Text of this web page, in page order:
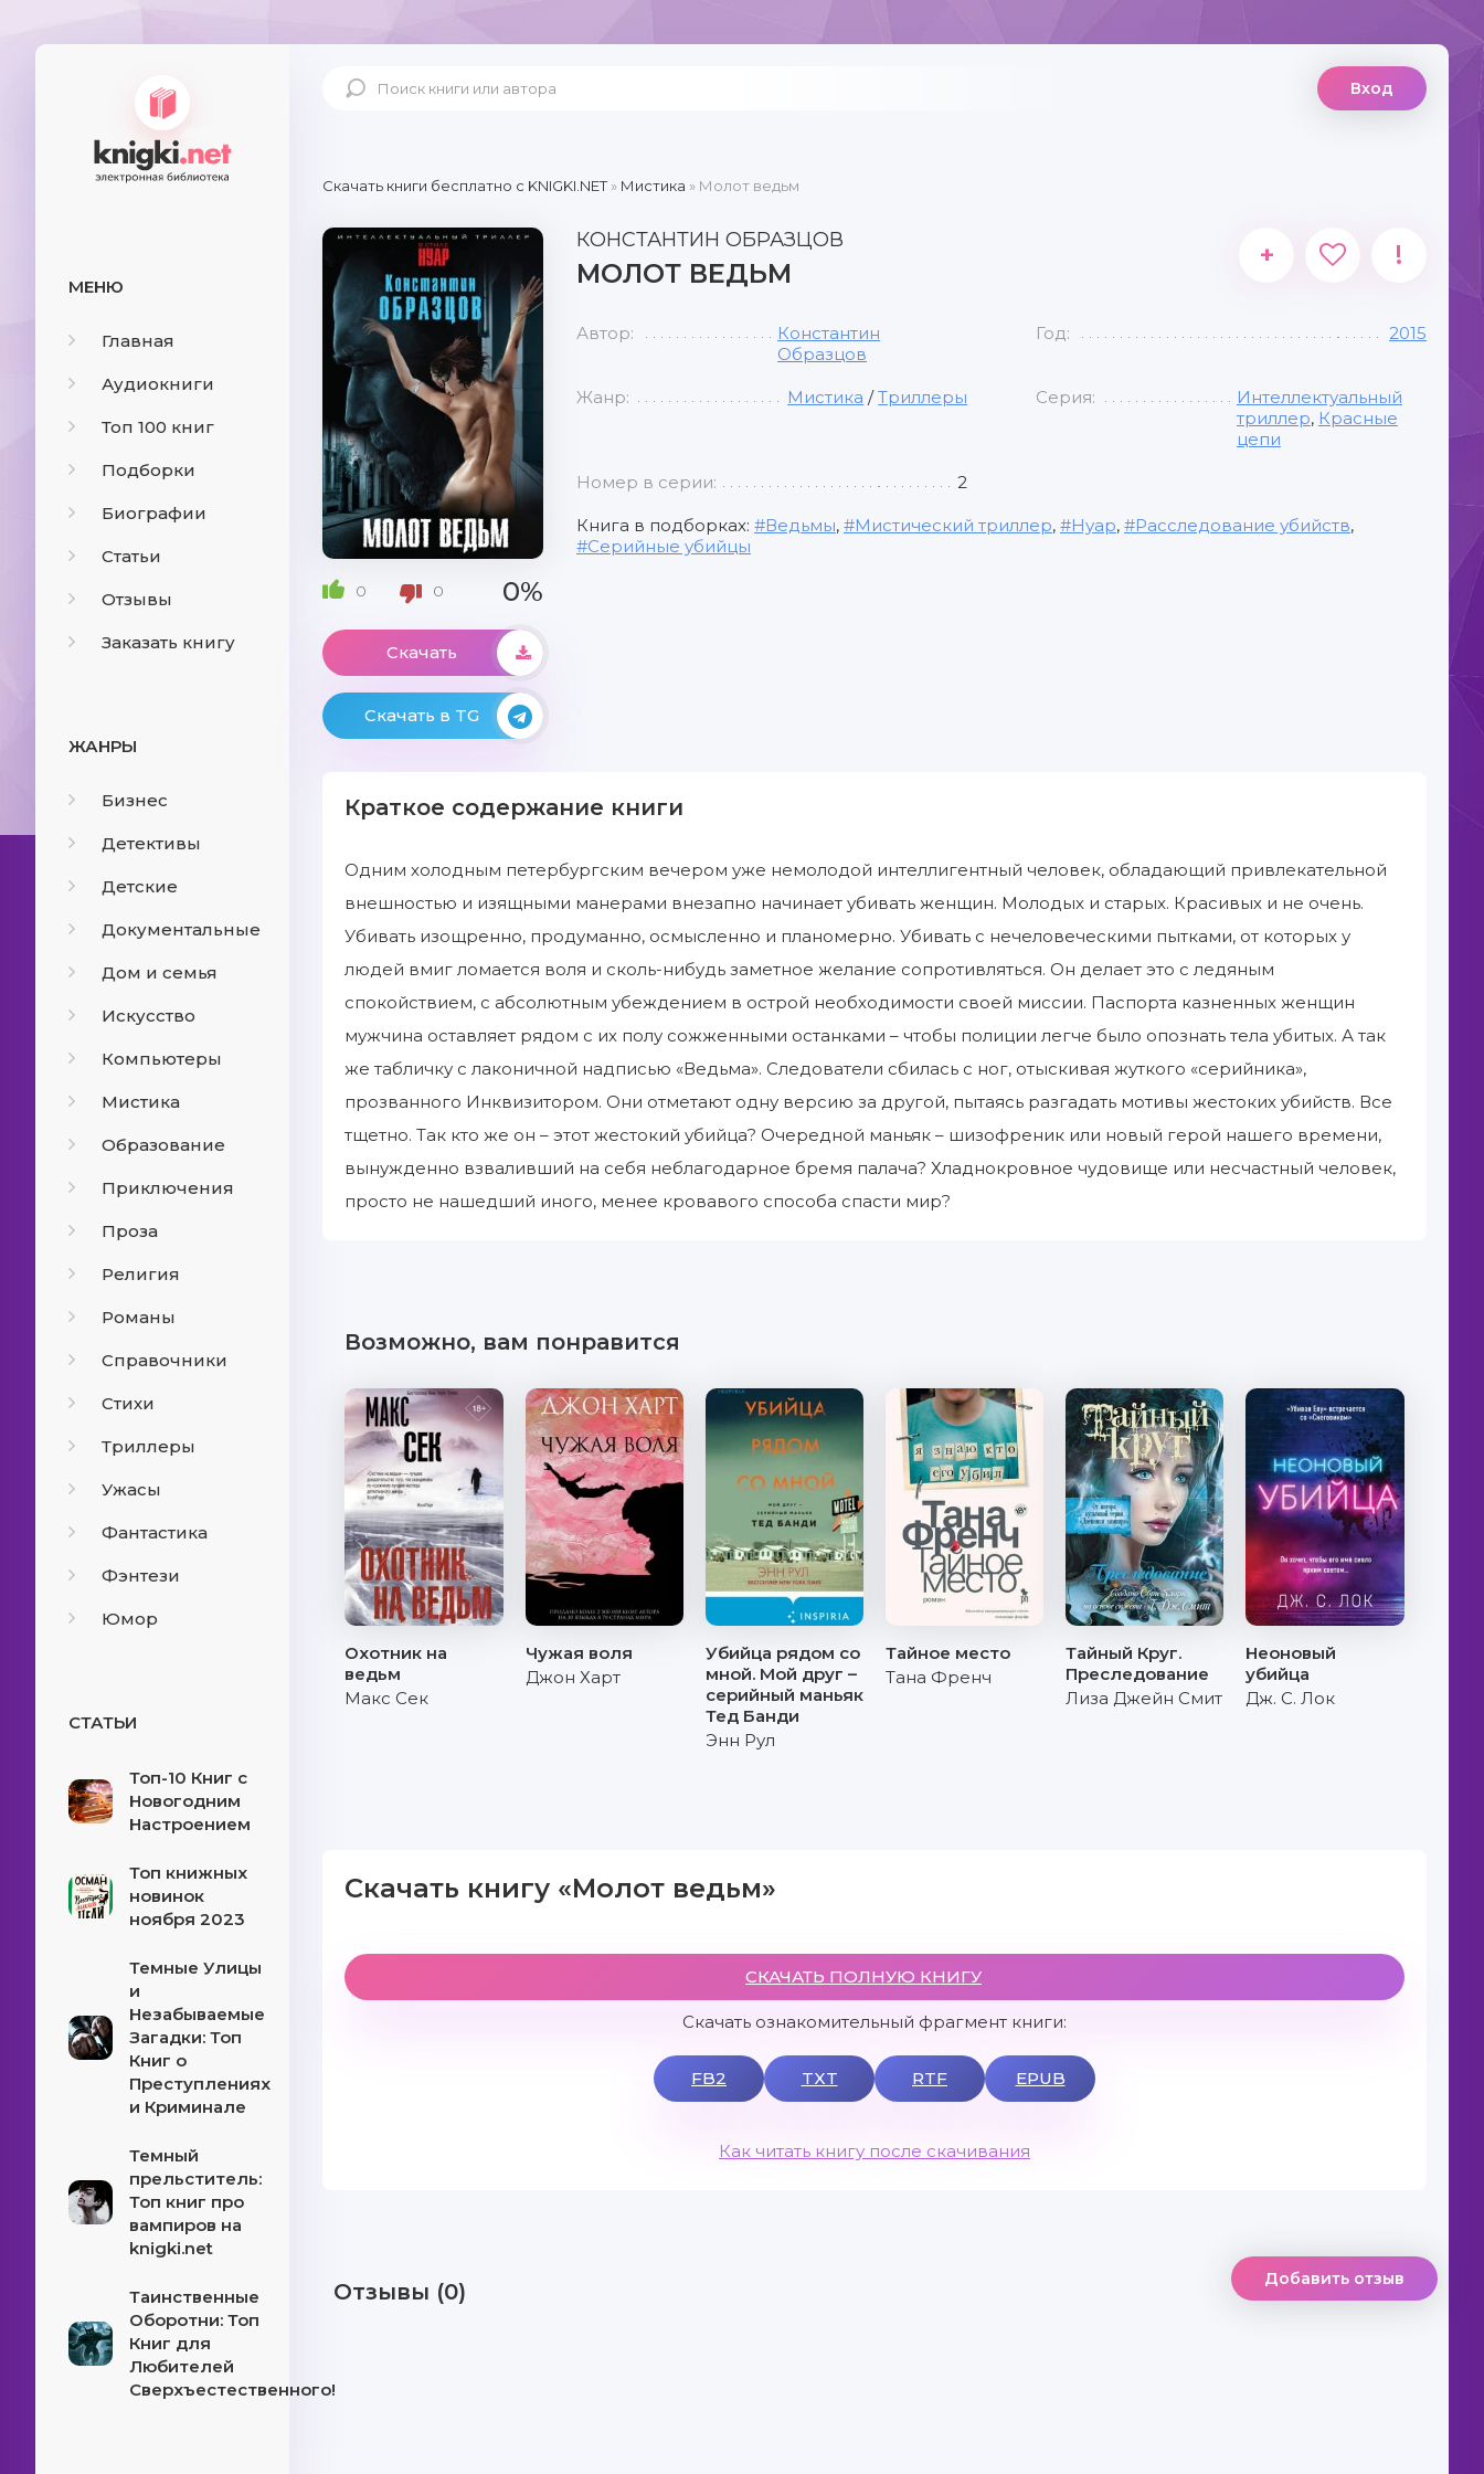
МЕНЮ
Главная
Аудиокниги
Топ 100 книг
Подборки
Биографии
Статьи
Отзывы
Заказать книгу
ЖАНРЫ
Бизнес
Детективы
Детские
Документальные
Дом и семья
Искусство
Компьютеры
Мистика
Образование
Приключения
Проза
Религия
Романы
Справочники
Стихи
Триллеры
Ужасы
Фантастика
Фэнтези
Юмор
СТАТЬИ
Топ-10 Книг с
Новогодним
Настроением
Топ книжных
новинок
ноября 2023
Темные Улицы
и
Незабываемые
Загадки: Топ
Книг о
Преступлениях
и Криминале
Темный
прельститель:
Топ книг про
вампиров на
knigki.net
Таинственные
Оборотни: Топ
Книг для
Любителей
Сверхъестественного!
Вход
Скачать книги бесплатно c KNIGKI.NET» Мистика » Молот ведьм
0 0 0%
Скачать
Скачать в TG
КОНСТАНТИН ОБРАЗЦОВ
МОЛОТ ВЕДЬМ
+ !
Автор:
Константин
Образцов
Год: 2015
Жанр: Мистика /Триллеры Серия:
Интеллектуальный
триллер, Красные
цепи
Номер в серии: 2
Книга в подборках: Ведьмы, Мистический триллер, Нуар, Расследование убийств,
Серийные убийцы
Краткое содержание книги
Одним холодным петербургским вечером уже немолодой интеллигентный человек, обладающий привлекательной
внешностью и изящными манерами внезапно начинает убивать женщин. Молодых и старых. Красивых и не очень.
Убивать изощренно, продуманно, осмысленно и планомерно. Убивать с нечеловеческими пытками, от которых у
людей вмиг ломается воля и сколь-нибудь заметное желание сопротивляться. Он делает это с ледяным
спокойствием, с абсолютным убеждением в острой необходимости своей миссии. Паспорта казненных женщин
мужчина оставляет рядом с их полу сожженными останками – чтобы полиции легче было опознать тела убитых. А так
же табличку с лаконичной надписью «Ведьма». Следователи сбилась с ног, отыскивая жуткого «серийника»,
прозванного Инквизитором. Они отметают одну версию за другой, пытаясь разгадать мотивы жестоких убийств. Все
тщетно. Так кто же он – этот жестокий убийца? Очередной маньяк – шизофреник или новый герой нашего времени,
вынужденно взваливший на себя неблагодарное бремя палача? Хладнокровное чудовище или несчастный человек,
просто не нашедший иного, менее кровавого способа спасти мир?
Возможно, вам понравится
Охотник на
ведьм
Макс Сек
Чужая воля
Джон Харт
Убийца рядом со
мной. Мой друг –
серийный маньяк
Тед Банди
Энн Рул
Тайное место
Тана Френч
Тайный Круг.
Преследование
Лиза Джейн Смит
Неоновый
убийца
Дж. С. Лок
Скачать книгу «Молот ведьм»
СКАЧАТЬ ПОЛНУЮ КНИГУ
Скачать ознакомительный фрагмент книги:
FB2 TXT RTF EPUB
Как читать книгу после скачивания
Отзывы (0) Добавить отзыв